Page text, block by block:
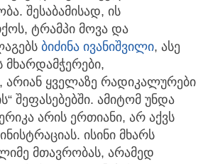
შესაბამისად, ის
ტრამპი მოვა და
ბიძინა ივანიშვილი, ასე
მხარდამჭერები,
არიან ყველაზე რადიკალურები
შეფასებებში. ამიტომ უნდა
არის ერთიანი, არ აქვს
ისინი მხარს
მთავრობას, არამედ